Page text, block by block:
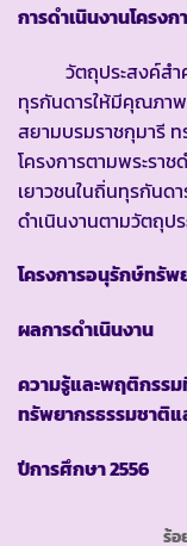
การดำเนินงานโครง
วัตถุประสงค์สำคั
ทุรกันดารให้มีคุณภา
สยามบรมราชกุมารี
โครงการตามพระรา
เยาวชนในถิ่นทุรกันด
ดำเนินงานตามวัตถุป
โครงการอนุรักษ์ทรั
ผลการดำเนินงาน
ความรู้และพฤติกรร
ทรัพยากรธรรมชาติ
ปีการศึกษา2556
ร้อ